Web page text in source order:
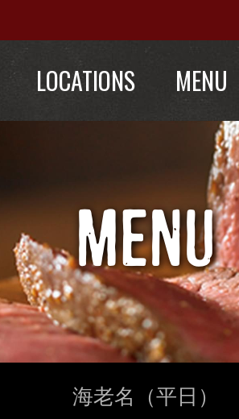
LOCATIONS MENU
MENU
海老名（平日）